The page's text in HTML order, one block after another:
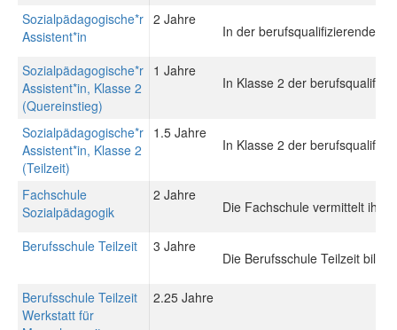
Sozialpädagogische*r
Assistent*in
2 Jahre
In der berufsqualifizierenden
Sozialpädagogische*r
Assistent*in, Klasse 2
(Quereinstieg)
1 Jahre
In Klasse 2 der
Sozialpädagogische*r
Assistent*in, Klasse 2
(Teilzeit)
1.5 Jahre
In Klasse 2 der
Fachschule
Sozialpädagogik
2 Jahre
Die Fachschule vermittelt
Berufsschule Teilzeit 3 Jahre
Die Berufsschule Teilzeit
Berufsschule Teilzeit
Werkstatt für
2.25 Jahre